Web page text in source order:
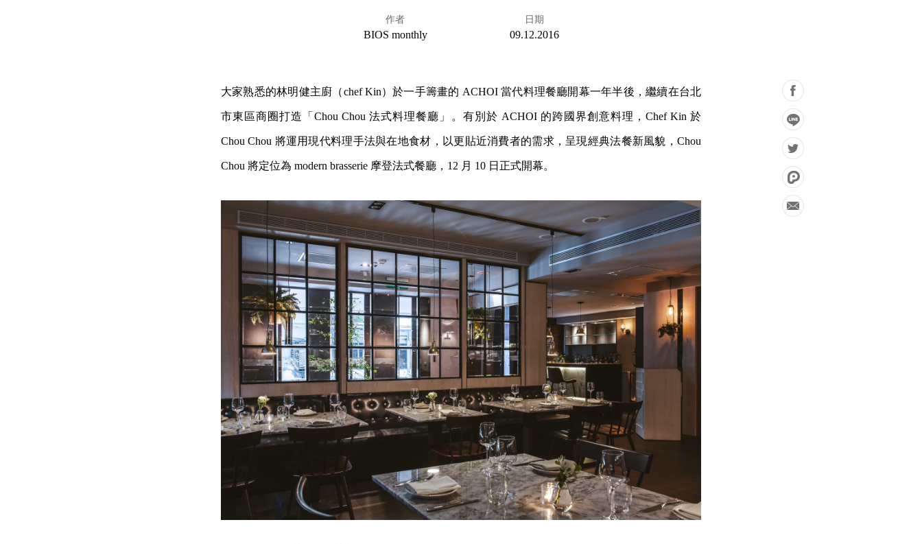
作者
BIOS monthly
日期
09.12.2016
大家熟悉的林明健主廚（chef Kin）於一手籌畫的 ACHOI 當代料理餐廳開幕一年半後，繼續在台北
市東區商圈打造「Chou Chou 法式料理餐廳」。有別於 ACHOI 的跨國界創意料理，Chef Kin 於
Chou Chou 將運用現代料理手法與在地食材，以更貼近消費者的需求，呈現經典法餐新風貌，Chou
Chou 將定位為 modern brasserie 摩登法式餐廳，12 月 10 日正式開幕。